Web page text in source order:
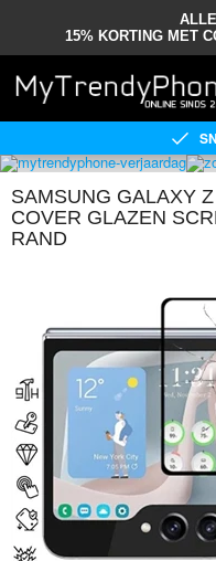
15% KORTING MET
SAMSUNG GALAXY
COVER GLAZEN
RAND